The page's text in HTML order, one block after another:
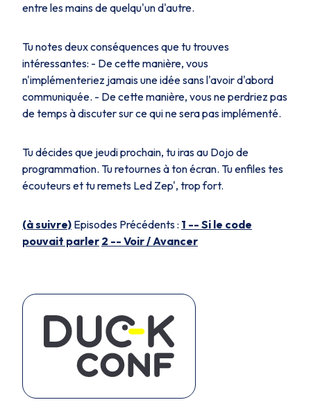
entre les mains de quelqu'un d'autre.
Tu notes deux conséquences que tu trouves
intéressantes: - De cette manière, vous
n'implémenteriez jamais une idée sans l'avoir d'abord
communiquée. - De cette manière, vous ne perdriez pas
de temps à discuter sur ce qui ne sera pas implémenté.
Tu décides que jeudi prochain, tu iras au Dojo de
programmation. Tu retournes à ton écran. Tu enfiles tes
écouteurs et tu remets Led Zep', trop fort.
(à suivre) Episodes Précédents : 1 -- Si le code
pouvait parler 2 -- Voir / Avancer